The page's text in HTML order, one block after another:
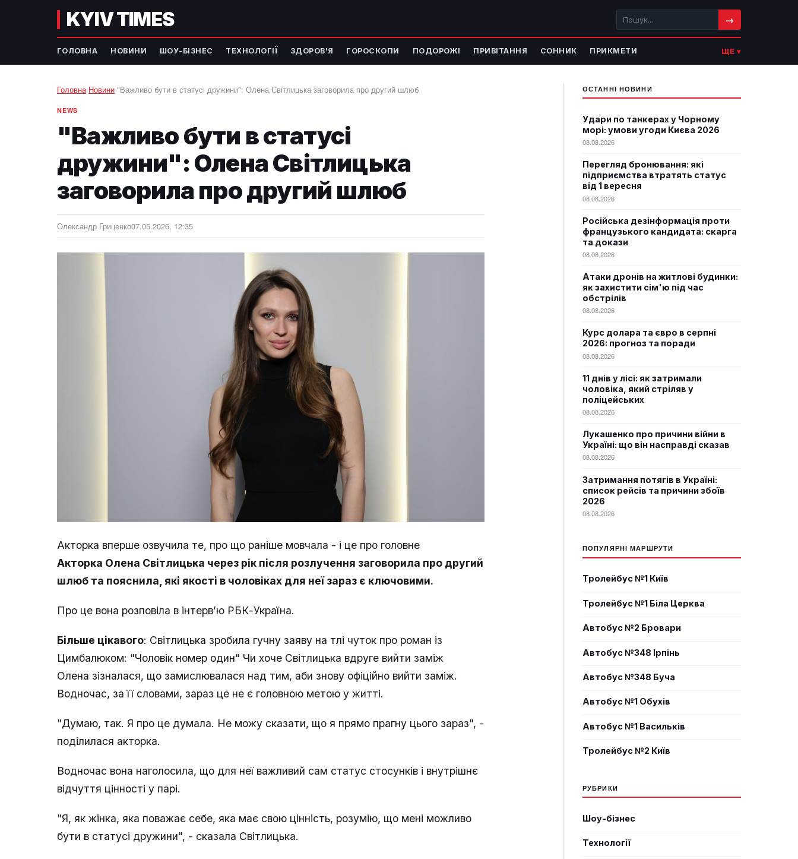
KYIV TIMES →
ГОЛОВНА НОВИНИ ШОУ-БІЗНЕС ТЕХНОЛОГІЇ ЗДОРОВ'Я ГОРОСКОПИ ПОДОРОЖІ ПРИВІТАННЯ СОННИК ПРИКМЕТИ ЩЕ ▾
Головна›Новини›"Важливо бути в статусі дружини": Олена Світлицька заговорила про другий шлюб
NEWS
"Важливо бути в статусі
дружини": Олена Світлицька
заговорила про другий шлюб
Олександр Гриценко07.05.2026, 12:35
Акторка вперше озвучила те, про що раніше мовчала - і це про головне
Акторка Олена Світлицька через рік після розлучення заговорила про другий
шлюб та пояснила, які якості в чоловіках для неї зараз є ключовими.
Про це вона розповіла в інтерв’ю РБК-Україна.
Більше цікавого: Світлицька зробила гучну заяву на тлі чуток про роман із
Цимбалюком: "Чоловік номер один" Чи хоче Світлицька вдруге вийти заміж
Олена зізналася, що замислювалася над тим, аби знову офіційно вийти заміж.
Водночас, за її словами, зараз це не є головною метою у житті.
"Думаю, так. Я про це думала. Не можу сказати, що я прямо прагну цього зараз", -
поділилася акторка.
Водночас вона наголосила, що для неї важливий сам статус стосунків і внутрішнє
відчуття цінності у парі.
"Я, як жінка, яка поважає себе, яка має свою цінність, розумію, що мені можливо
бути в статусі дружини", - сказала Світлицька.
ОСТАННІ НОВИНИ
Удари по танкерах у Чорному
морі: умови угоди Києва 2026
08.08.2026
Перегляд бронювання: які
підприємства втратять статус
від 1 вересня
08.08.2026
Російська дезінформація проти
французького кандидата: скарга
та докази
08.08.2026
Атаки дронів на житлові будинки:
як захистити сім'ю під час
обстрілів
08.08.2026
Курс долара та євро в серпні
2026: прогноз та поради
08.08.2026
11 днів у лісі: як затримали
чоловіка, який стріляв у
поліцейських
08.08.2026
Лукашенко про причини війни в
Україні: що він насправді сказав
08.08.2026
Затримання потягів в Україні:
список рейсів та причини збоїв
2026
08.08.2026
ПОПУЛЯРНІ МАРШРУТИ
Тролейбус №1 Київ
Тролейбус №1 Біла Церква
Автобус №2 Бровари
Автобус №348 Ірпінь
Автобус №348 Буча
Автобус №1 Обухів
Автобус №1 Васильків
Тролейбус №2 Київ
РУБРИКИ
Шоу-бізнес
Технології